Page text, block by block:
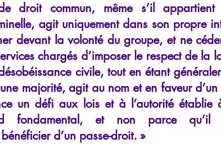
droit commun, même s’il
agit uniquement dans son propre
devant la volonté du groupe, et ne
chargés d’imposer le respect de la
civile, tout en étant
majorité, agit au nom et en faveur
un défi aux lois et à l’autorité établie
fondamental, et non parce qu’il
d’un passe-droit. »